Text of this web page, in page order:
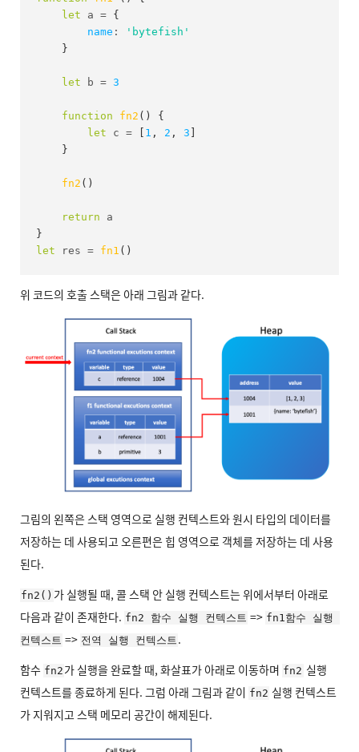
let a =
{
name :
'bytefish'
}
let b = 3
function fn2 ( )
{
let c = 1 , 2 , 3
}
fn2 ( )
return
}
let res = fn1 ( )
위 코드의 호출 스택은 아래 그림과 같다.
그림의 왼쪽은 스택 영역으로 실행 컨텍스트와 원시 타입의 데이터를
저장하는 데 사용되고 오른편은 힙 영역으로 객체를 저장하는 데 사용
된다.
fn2() 가 실행될 때, 콜 스택 안 실행 컨텍스트는 위에서부터 아래로
다음과 같이 존재한다. fn2 함수 실행 컨텍스트 => fn1함수 실행
컨텍스트 => 전역 실행 컨텍스트 .
함수 fn2 가 실행을 완료할 때, 화살표가 아래로 이동하며 fn2 실행
컨텍스트를 종료하게 된다. 그럼 아래 그림과 같이 fn2 실행 컨텍스트
가 지워지고 스택 메모리 공간이 해제된다.